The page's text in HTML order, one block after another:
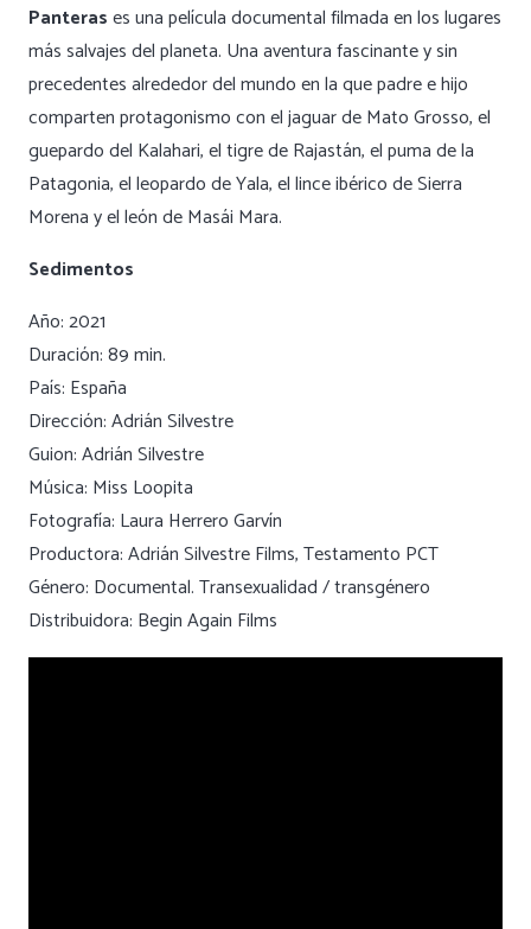
Panterases una película documental filmada en los lugares
más salvajes del planeta. Una aventura fascinante y sin
precedentes alrededor del mundo en la que padre e hijo
comparten protagonismo con el jaguar de Mato Grosso, el
guepardo del Kalahari, el tigre de Rajastán, el puma de la
Patagonia, el leopardo de Yala, el lince ibérico de Sierra
Morena y el león de Masái Mara.
Sedimentos
Año: 2021
Duración: 89 min.
País: España
Dirección: Adrián Silvestre
Guion: Adrián Silvestre
Música: Miss Loopita
Fotografía: Laura Herrero Garvín
Productora: Adrián Silvestre Films, Testamento PCT
Género: Documental. Transexualidad / transgénero
Distribuidora: Begin Again Films